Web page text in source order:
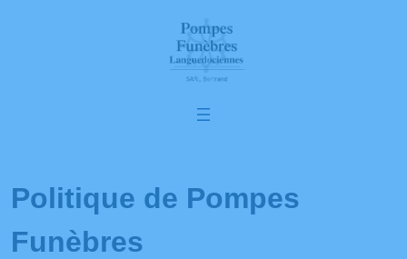
Politique de Pompes
Funèbres